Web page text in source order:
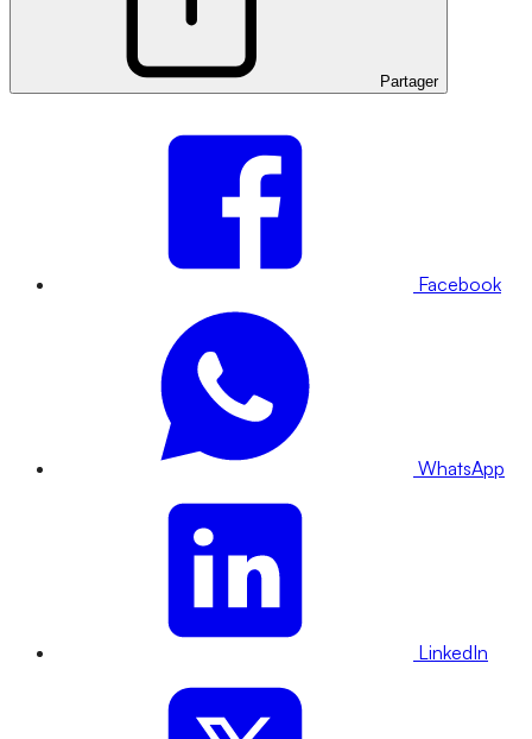
Partager
Facebook
WhatsApp
LinkedIn